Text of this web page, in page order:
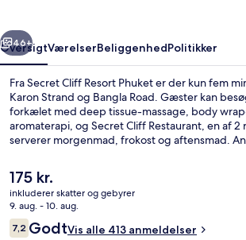
Næste
46+
OversigtVærelserBeliggenhedPolitikker
Fra Secret Cliff Resort Phuket er der kun fem
Karon Strand og Bangla Road. Gæster kan
forkælet med deep tissue-massage, body
aromaterapi, og Secret Cliff Restaurant, en af 2
serverer morgenmad, frokost og aftensmad.
Den
nuværende
pris
er
175 kr.
175 kr.
inkluderer skatter og gebyrer
9. aug. - 10. aug.
Anmeldelser
7,27,2 ud af 10.
GodtVis alle 413 anmeldelser